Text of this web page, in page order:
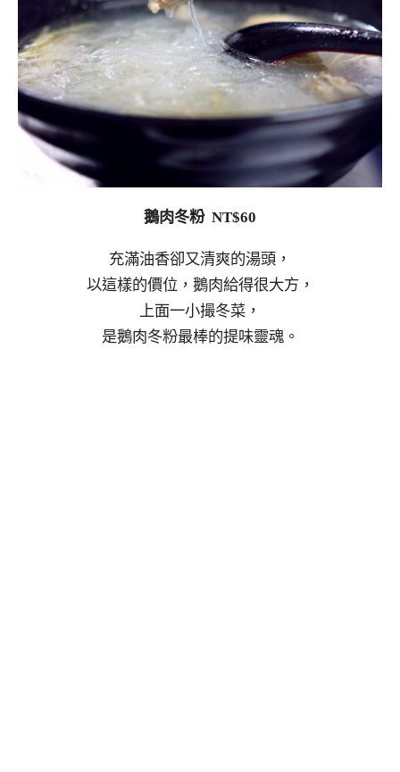
鵝肉冬粉 NT$60
充滿油香卻又清爽的湯頭，
以這樣的價位，鵝肉給得很大方，
上面一小撮冬菜，
是鵝肉冬粉最棒的提味靈魂。